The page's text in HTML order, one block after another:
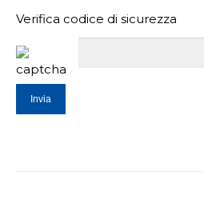
Verifica codice di sicurezza